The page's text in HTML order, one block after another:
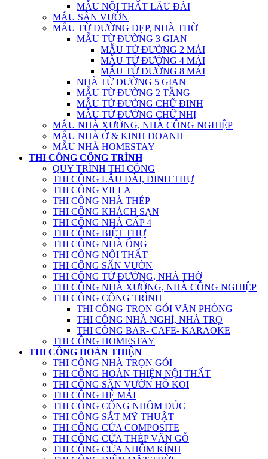
MẪU NỘI THẤT LÂU ĐÀI
MẪU SÂN VƯỜN
MẪU TỪ ĐƯỜNG ĐẸP, NHÀ THỜ
MẪU TỪ ĐƯỜNG 3 GIAN
MẪU TỪ ĐƯỜNG 2 MÁI
MẪU TỪ ĐƯỜNG 4 MÁI
MẪU TỪ ĐƯỜNG 8 MÁI
NHÀ TỪ ĐƯỜNG 5 GIAN
MẪU TỪ ĐƯỜNG 2 TẦNG
MẪU TỪ ĐƯỜNG CHỮ ĐINH
MẪU TỪ ĐƯỜNG CHỮ NHỊ
MẪU NHÀ XƯỞNG, NHÀ CÔNG NGHIỆP
MẪU NHÀ Ở & KINH DOANH
MẪU NHÀ HOMESTAY
THI CÔNG CÔNG TRÌNH
QUY TRÌNH THI CÔNG
THI CÔNG LÂU ĐÀI, DINH THỰ
THI CÔNG VILLA
THI CÔNG NHÀ THÉP
THI CÔNG KHÁCH SẠN
THI CÔNG NHÀ CẤP 4
THI CÔNG BIỆT THỰ
THI CÔNG NHÀ ỐNG
THI CÔNG NỘI THẤT
THI CÔNG SÂN VƯỜN
THI CÔNG TỪ ĐƯỜNG, NHÀ THỜ
THI CÔNG NHÀ XƯỞNG, NHÀ CÔNG NGHIỆP
THI CÔNG CÔNG TRÌNH
THI CÔNG TRỌN GÓI VĂN PHÒNG
THI CÔNG NHÀ NGHỈ, NHÀ TRỌ
THI CÔNG BAR- CAFE- KARAOKE
THI CÔNG HOMESTAY
THI CÔNG HOÀN THIỆN
THI CÔNG NHÀ TRỌN GÓI
THI CÔNG HOÀN THIỆN NỘI THẤT
THI CÔNG SÂN VƯỜN HỒ KOI
THI CÔNG HỆ MÁI
THI CÔNG CỔNG NHÔM ĐÚC
THI CÔNG SẮT MỸ THUẬT
THI CÔNG CỬA COMPOSITE
THI CÔNG CỬA THÉP VÂN GỖ
THI CÔNG CỬA NHÔM KÍNH